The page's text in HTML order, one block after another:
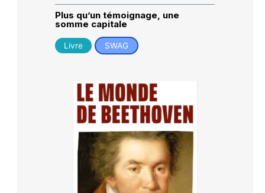
Plus qu’un témoignage, une
somme capitale
Livre SWAG